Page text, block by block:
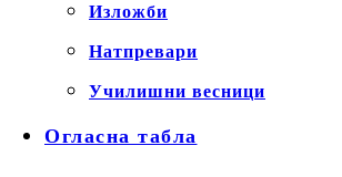
Изложби
Натпревари
Училишни весници
Огласна табла